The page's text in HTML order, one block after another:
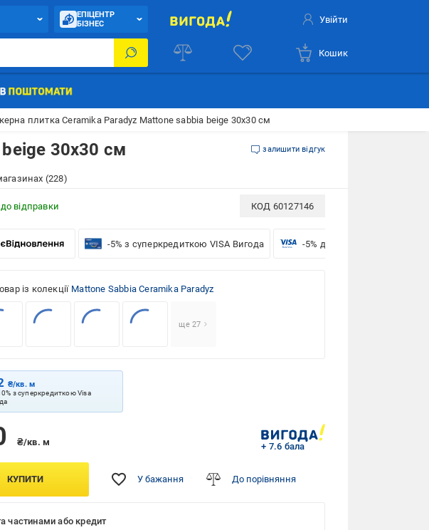
ЕПІЦЕНТР
БІЗНЕС
Увійти
Кошик
плитка Ceramika Paradyz Mattone sabbia beige 30x30 см
30x30 см залишити відгук
(228)
відправки КОД 60127146
-5% з суперкредиткою VISA Вигода -5% для бізнесу з VISA
із колекції Mattone Sabbia Ceramika Paradyz
ще 27
₴/кв. м
з суперкредиткою Visa
₴/кв. м + 7.6 бала
КУПИТИ У бажання До порівняння
частинами або кредит